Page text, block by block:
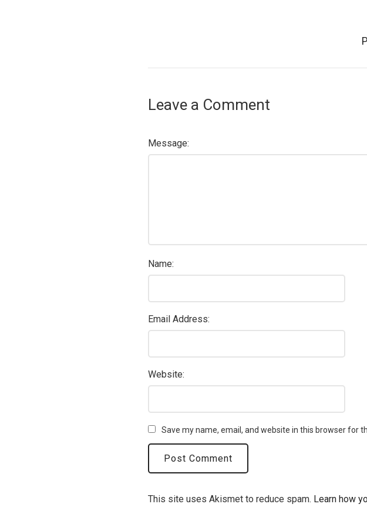
Leave a Comment
Message:
Name:
Email Address:
Website:
Save my name, email, and website in this browser for
This site uses Akismet to reduce spam. Learn how